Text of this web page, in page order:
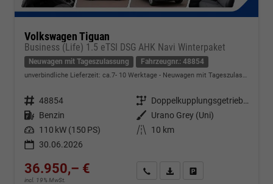
Volkswagen Tiguan
Business (Life) 1.5 eTSI DSG AHK Navi Winterpaket
Neuwagen mit Tageszulassung Fahrzeugnr.: 48854
unverbindliche Lieferzeit: ca.7- 10 Werktage Neuwagen mit Tageszulassung
Fahrzeugnr. 48854 Getriebe
Doppelkupplungsgetriebe (DSG)
Kraftstoff Benzin Außenfarbe
Urano Grey (Uni)
Leistung 110 kW (150 PS) Kilometerstand
10 km
30.06.2026
36.950,– €
incl. 19% MwSt.
Kontakt & Angebot anfordern
PDF-Datei, Fahrzeugexposé